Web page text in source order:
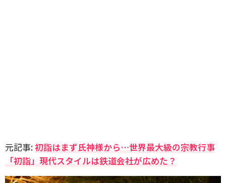
元記事:初詣はまず氏神様から…世界最大級の宗教行事
「初詣」現代スタイルは鉄道会社が広めた？